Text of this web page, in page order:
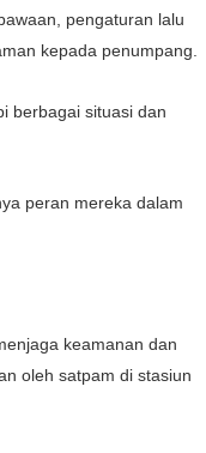
pengaturan lalu
kepada penumpang.
berbagai situasi dan
peran mereka dalam
keamanan dan
oleh satpam di stasiun